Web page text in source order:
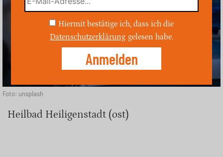
Foto: unsplash
Heilbad Heiligenstadt (ost)
Hiermit bestätige ich, dass ich die
Datenschutzerklärung gelesen habe.